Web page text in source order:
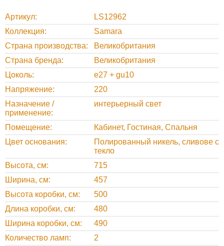
Артикул
LS12962
Коллекция
Samara
Страна производства
Великобритания
Страна бренда
Великобритания
Цоколь
e27 + gu10
Напряжение
220
Назначение /
применение
интерьерный свет
Помещение
Кабинет, Гостиная, Спальня
Цвет основания
Полированный никель, сливове с
текло
Высота, cм
715
Ширина, cм
457
Высота коробки, cм
500
Длина коробки, cм
480
Ширина коробки, cм
490
Количество ламп
2